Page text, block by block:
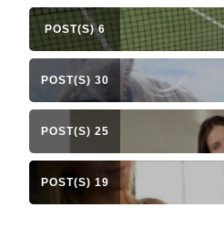
6 POST(S)
30 POST(S)
25 POST(S)
19 POST(S)